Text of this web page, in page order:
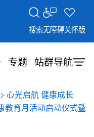
搜索无障碍关怀版
专题 站群导航
> 心光启航 健康成长
育月活动启动仪式暨